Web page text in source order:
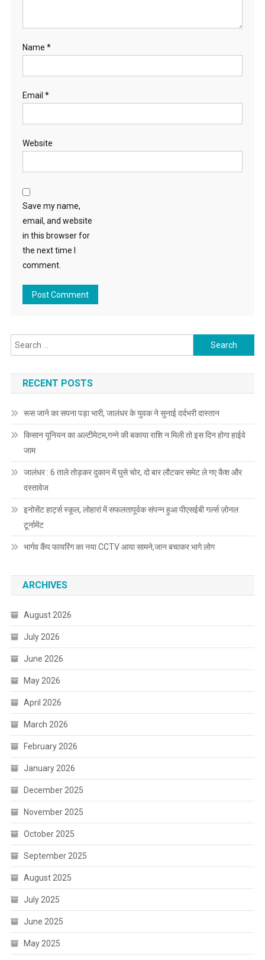
Name *
Email *
Website
Save my name,
email, and website
in this browser for
the next time I
comment.
Search for:
RECENT POSTS
रूस जाने का सपना पड़ा भारी, जालंधर के युवक ने सुनाई दर्दभरी दास्तान
किसान यूनियन का अल्टीमेटम,गन्ने की बकाया राशि न मिली तो इस दिन होगा हाईवे
जाम
जालंधर : 6 ताले तोड़कर दुकान में घुसे चोर, दो बार लौटकर समेट ले गए कैश और
दस्तावेज
इनोसेंट हार्ट्स स्कूल, लोहारां में सफलतापूर्वक संपन्न हुआ पीएसईबी गर्ल्स ज़ोनल
टूर्नामेंट
भार्गव कैंप फायरिंग का नया CCTV आया सामने,जान बचाकर भागे लोग
ARCHIVES
August 2026
July 2026
June 2026
May 2026
April 2026
March 2026
February 2026
January 2026
December 2025
November 2025
October 2025
September 2025
August 2025
July 2025
June 2025
May 2025